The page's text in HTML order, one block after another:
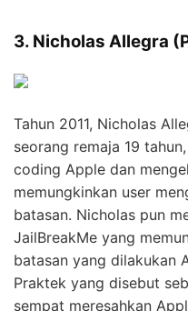
3. Nicholas Allegra
Tahun 2011, Nicholas
seorang remaja 19
coding Apple dan
memungkinkan user
batasan. Nicholas pun
JailBreakMe yang
batasan yang dilakukan
Praktek yang disebut
sempat meresahkan